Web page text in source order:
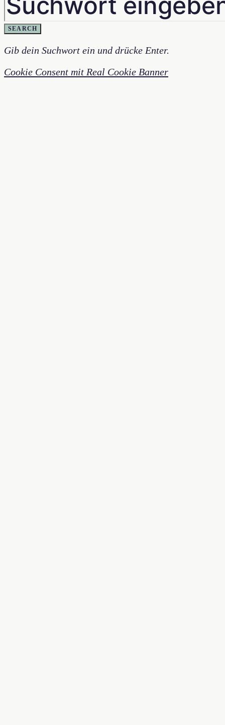
SEARCH
Gib dein Suchwort ein und drücke Enter.
Cookie Consent mit Real Cookie Banner